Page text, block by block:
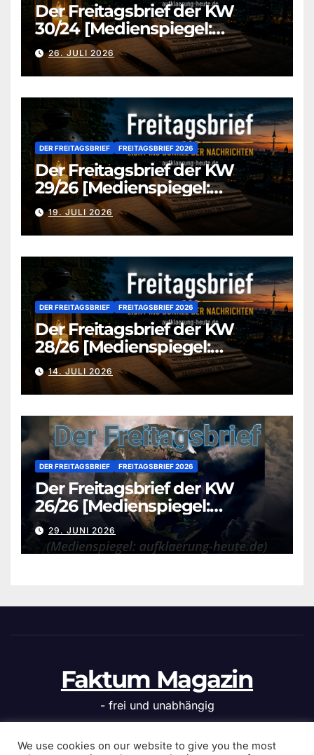
Der Freitagsbrief der KW
30/24 [Medienspiegel:
aufklaerung-heute-de]
26. JULI 2026
DER FREITAGSBRIEF FREITAGSBRIEF 2026
Der Freitagsbrief der KW
29/26 [Medienspiegel:
aufklaerung-heute.de]
19. JULI 2026
DER FREITAGSBRIEF FREITAGSBRIEF 2026
Der Freitagsbrief der KW
28/26 [Medienspiegel:
aufklaerung-heute.de]
14. JULI 2026
DER FREITAGSBRIEF FREITAGSBRIEF 2026
Der Freitagsbrief der KW
26/26 [Medienspiegel:
aufklaerung-heute.de]
29. JUNI 2026
Faktum Magazin
- frei und unabhängig
We use cookies on our website to give you the most